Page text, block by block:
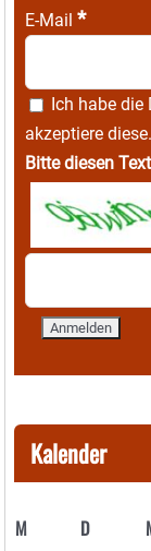
E-Mail *
Ich habe die
akzeptiere diese.
Bitte diesen
Kalender
M D